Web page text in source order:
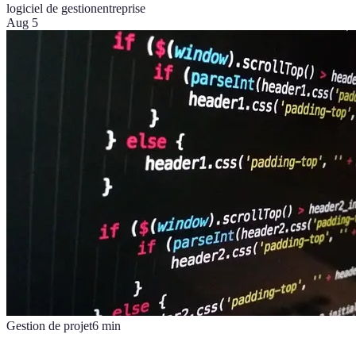
logiciel de gestionentreprise
Aug 5
Gestion de projet6 min